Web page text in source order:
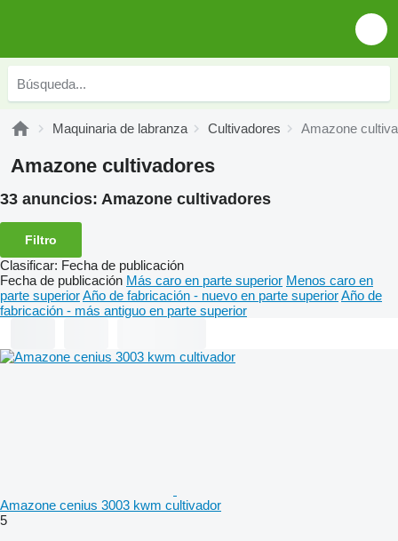
Maquinaria de labranza Cultivadores Amazone
Amazone cultivadores
33 anuncios: Amazone cultivadores
Filtro
Clasificar: Fecha de publicación
Fecha de publicación Más caro en parte superior Menos caro en
parte superiorAño de fabricación - nuevo en parte superiorAño de
fabricación - más antiguo en parte superior
Amazone cenius 3003 kwm cultivador
5